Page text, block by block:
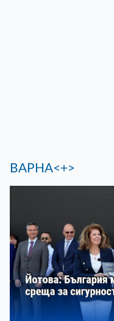
ВАРНА<+>